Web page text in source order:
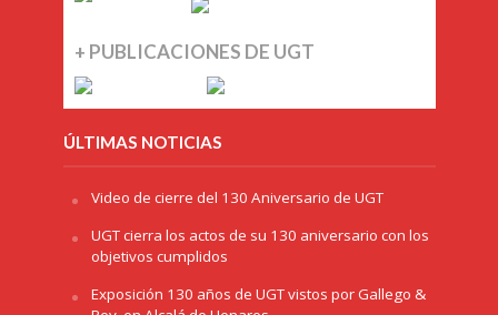
+ PUBLICACIONES DE UGT
ÚLTIMAS NOTICIAS
Video de cierre del 130 Aniversario de UGT
UGT cierra los actos de su 130 aniversario con los
objetivos cumplidos
Exposición 130 años de UGT vistos por Gallego &